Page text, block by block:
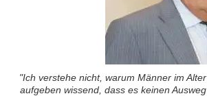
"Ich verstehe nicht, warum Männer im
aufgeben wissend, dass es keinen